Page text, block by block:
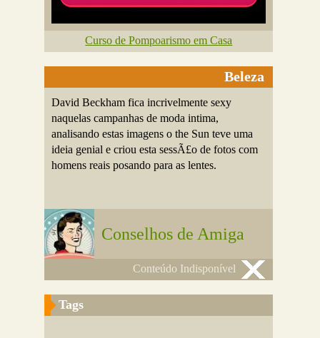
Curso de Pompoarismo em Casa
Beleza
David Beckham fica incrivelmente sexy
naquelas campanhas de moda intima,
analisando estas imagens o the Sun teve uma
ideia genial e criou esta sessÃ£o de fotos com
homens reais posando para as lentes.
Conselhos de Amiga
Conteúdo Indisponível
Tags